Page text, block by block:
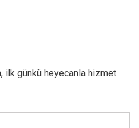
ilk günkü heyecanla hizmet